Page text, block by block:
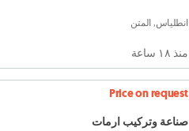
انطلياس, المتن
منذ ١٨ ساعة
Price on request
صناعة وتركيب ارمات